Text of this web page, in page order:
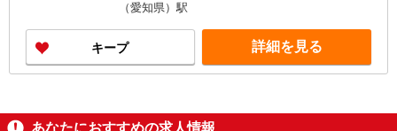
（愛知県）駅
キープ 詳細を見る
あなたにおすすめの求人情報